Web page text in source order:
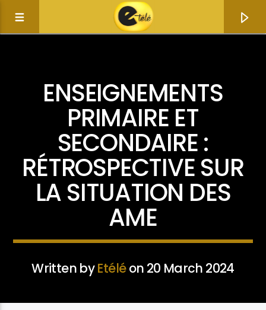
Title
ENSEIGNEMENTS
PRIMAIRE ET
SECONDAIRE :
RÉTROSPECTIVE SUR
LA SITUATION DES
AME
Written byEtéléon 20 March 2024